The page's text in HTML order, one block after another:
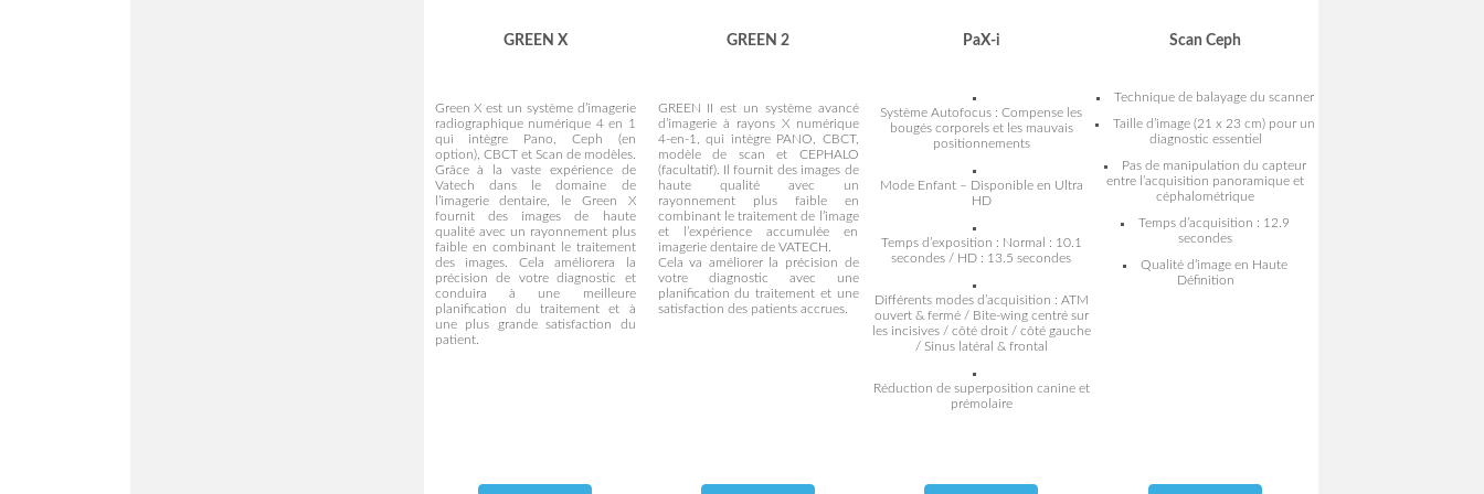
GREEN X
Green X est un système d’imagerie
radiographique numérique 4 en 1
qui intègre Pano, Ceph (en
option), CBCT et Scan de modèles.
Grâce à la vaste expérience de
Vatech dans le domaine de
l’imagerie dentaire, le Green X
fournit des images de haute
qualité avec un rayonnement plus
faible en combinant le traitement
des images. Cela améliorera la
précision de votre diagnostic et
conduira à une meilleure
planification du traitement et à
une plus grande satisfaction du
patient.
GREEN 2
GREEN II est un système avancé
d’imagerie à rayons X numérique
4-en-1, qui intègre PANO, CBCT,
modèle de scan et CEPHALO
(facultatif). Il fournit des images de
haute qualité avec un
rayonnement plus faible en
combinant le traitement de l’image
et l’expérience accumulée en
imagerie dentaire de VATECH.
Cela va améliorer la précision de
votre diagnostic avec une
planification du traitement et une
satisfaction des patients accrues.
PaX-i
Système Autofocus : Compense les
bougés corporels et les mauvais
positionnements
Mode Enfant – Disponible en Ultra
HD
Temps d’exposition : Normal : 10.1
secondes / HD : 13.5 secondes
Différents modes d’acquisition : ATM
ouvert & fermé / Bite-wing centré sur
les incisives / côté droit / côté gauche
/ Sinus latéral & frontal
Réduction de superposition canine et
prémolaire
Scan Ceph
Technique de balayage du scanner
Taille d’image (21 x 23 cm) pour un
diagnostic essentiel
Pas de manipulation du capteur
entre l’acquisition panoramique et
céphalométrique
Temps d’acquisition : 12.9
secondes
Qualité d’image en Haute
Définition